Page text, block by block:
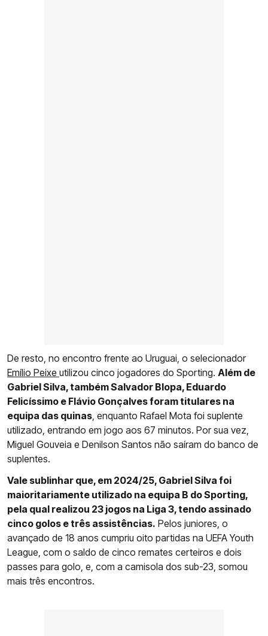
De resto, no encontro frente ao Uruguai, o selecionador
Emílio Peixe utilizou cinco jogadores do Sporting. Além de
Gabriel Silva, também Salvador Blopa, Eduardo
Felicíssimo e Flávio Gonçalves foram titulares na
equipa das quinas, enquanto Rafael Mota foi suplente
utilizado, entrando em jogo aos 67 minutos. Por sua vez,
Miguel Gouveia e Denilson Santos não saíram do banco de
suplentes.
Vale sublinhar que, em 2024/25, Gabriel Silva foi
maioritariamente utilizado na equipa B do Sporting,
pela qual realizou 23 jogos na Liga 3, tendo assinado
cinco golos e três assistências. Pelos juniores, o
avançado de 18 anos cumpriu oito partidas na UEFA Youth
League, com o saldo de cinco remates certeiros e dois
passes para golo, e, com a camisola dos sub-23, somou
mais três encontros.